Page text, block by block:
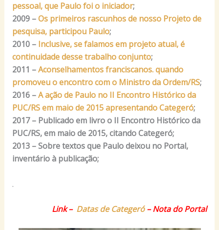
pessoal, que Paulo foi o iniciador;
2009 –Os primeiros rascunhos de nosso Projeto de
pesquisa, participou Paulo;
2010 – Inclusive, se falamos em projeto atual, é
continuidade desse trabalho conjunto;
2011 –Aconselhamentos franciscanos. quando
promoveu o encontro com o Ministro da Ordem/RS;
2016 –A ação de Paulo no II Encontro Histórico da
PUC/RS em maio de 2015 apresentando Categeró;
2017 – Publicado em livro o II Encontro Histórico da
PUC/RS, em maio de 2015, citando Categeró;
2013 – Sobre textos que Paulo deixou no Portal,
inventário à publicação;
.
Link – Datas de Categeró– Nota do Portal